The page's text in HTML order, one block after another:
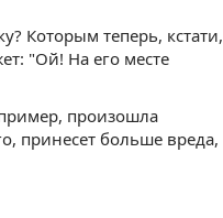
Которым теперь, кстати,
"Ой! На его месте
произошла
принесет больше вреда,